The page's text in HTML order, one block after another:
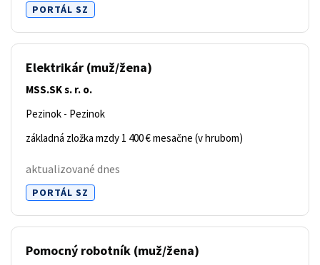
PORTÁL SZ
Elektrikár (muž/žena)
MSS.SK s. r. o.
Pezinok - Pezinok
základná zložka mzdy 1 400 € mesačne (v hrubom)
aktualizované dnes
PORTÁL SZ
Pomocný robotník (muž/žena)